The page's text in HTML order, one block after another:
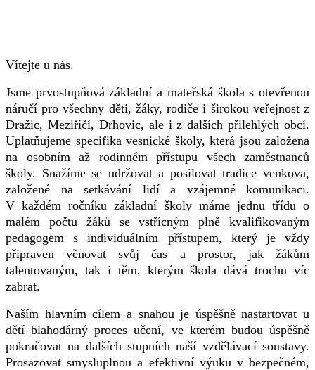
Vítejte u nás.
Jsme prvostupňová základní a mateřská škola s otevřenou
náručí pro všechny děti, žáky, rodiče i širokou veřejnost z
Dražic, Meziříčí, Drhovic, ale i z dalších přilehlých obcí.
Uplatňujeme specifika vesnické školy, která jsou založena
na osobním až rodinném přístupu všech zaměstnanců
školy. Snažíme se udržovat a posilovat tradice venkova,
založené na setkávání lidí a vzájemné komunikaci.
V každém ročníku základní školy máme jednu třídu o
malém počtu žáků se vstřícným plně kvalifikovaným
pedagogem s individuálním přístupem, který je vždy
připraven věnovat svůj čas a prostor, jak žákům
talentovaným, tak i těm, kterým škola dává trochu víc
zabrat.
Naším hlavním cílem a snahou je úspěšně nastartovat u
dětí blahodárný proces učení, ve kterém budou úspěšně
pokračovat na dalších stupních naší vzdělávací soustavy.
Prosazovat smysluplnou a efektivní výuku v bezpečném,